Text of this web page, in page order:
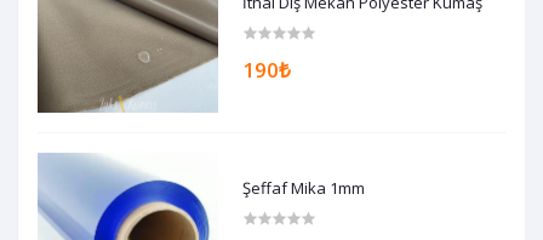
190₺
Şeffaf Mika 1mm